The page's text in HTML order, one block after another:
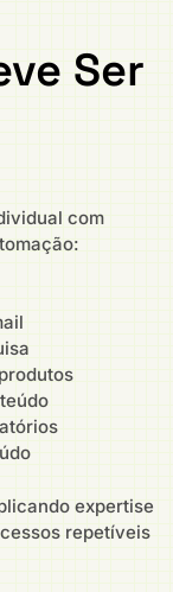
Ser
com
expertise
repetíveis